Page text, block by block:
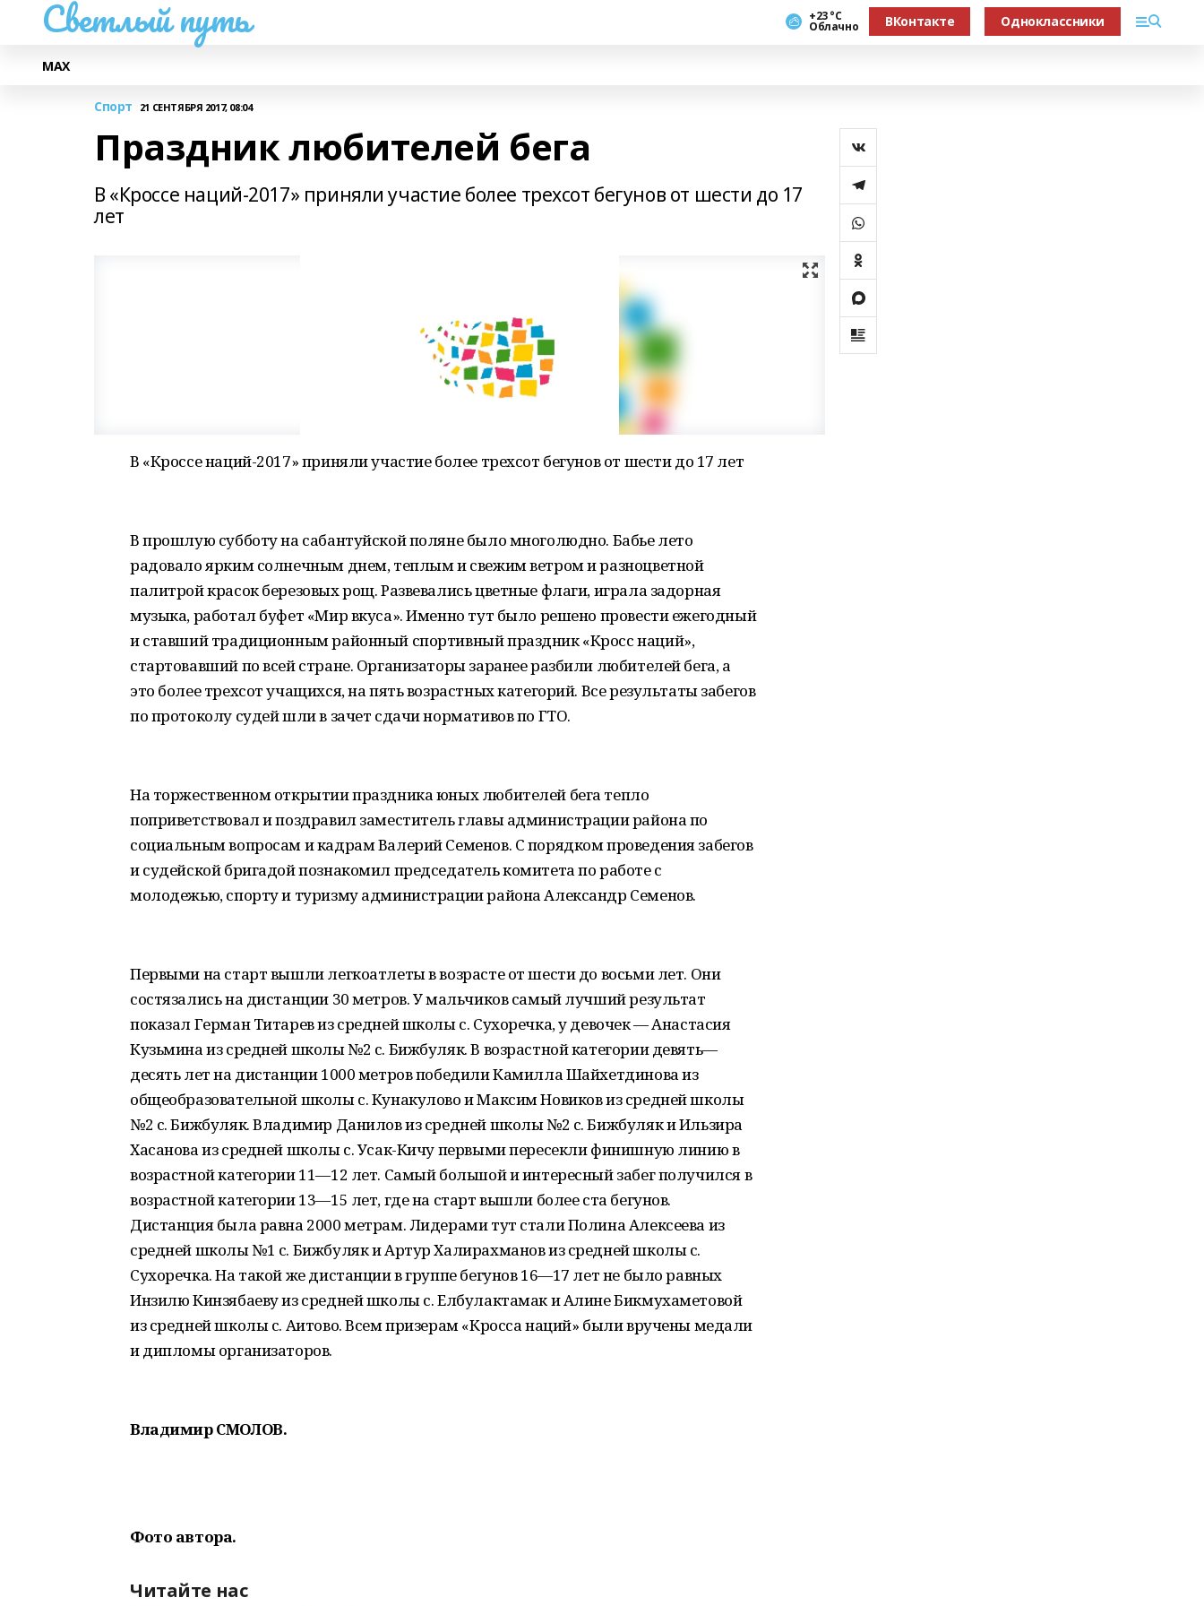
Светлый путь +23 °С
Облачно ВКонтакте Одноклассники
МАХ
Спорт 21 СЕНТЯБРЯ 2017, 08:04
Праздник любителей бега
В «Кроссе наций-2017» приняли участие более трехсот бегунов от шести до 17
лет
В «Кроссе наций-2017» приняли участие более трехсот бегунов от шести до 17 лет
В прошлую субботу на сабантуйской поляне было многолюдно. Бабье лето
радовало ярким солнечным днем, теплым и свежим ветром и разноцветной
палитрой красок березовых рощ. Развевались цветные флаги, играла задорная
музыка, работал буфет «Мир вкуса». Именно тут было решено провести ежегодный
и ставший традиционным районный спортивный праздник «Кросс наций»,
стартовавший по всей стране. Организаторы заранее разбили любителей бега, а
это более трехсот учащихся, на пять возрастных категорий. Все результаты забегов
по протоколу судей шли в зачет сдачи нормативов по ГТО.
На торжественном открытии праздника юных любителей бега тепло
поприветствовал и поздравил заместитель главы администрации района по
социальным вопросам и кадрам Валерий Семенов. С порядком проведения забегов
и судейской бригадой познакомил председатель комитета по работе с
молодежью, спорту и туризму администрации района Александр Семенов.
Первыми на старт вышли легкоатлеты в возрасте от шести до восьми лет. Они
состязались на дистанции 30 метров. У мальчиков самый лучший результат
показал Герман Титарев из средней школы с. Сухоречка, у девочек — Анастасия
Кузьмина из средней школы №2 с. Бижбуляк. В возрастной категории девять—
десять лет на дистанции 1000 метров победили Камилла Шайхетдинова из
общеобразовательной школы с. Кунакулово и Максим Новиков из средней школы
№2 с. Бижбуляк. Владимир Данилов из средней школы №2 с. Бижбуляк и Ильзира
Хасанова из средней школы с. Усак-Кичу первыми пересекли финишную линию в
возрастной категории 11—12 лет. Самый большой и интересный забег получился в
возрастной категории 13—15 лет, где на старт вышли более ста бегунов.
Дистанция была равна 2000 метрам. Лидерами тут стали Полина Алексеева из
средней школы №1 с. Бижбуляк и Артур Халирахманов из средней школы с.
Сухоречка. На такой же дистанции в группе бегунов 16—17 лет не было равных
Инзилю Кинзябаеву из средней школы с. Елбулактамак и Алине Бикмухаметовой
из средней школы с. Аитово. Всем призерам «Кросса наций» были вручены медали
и дипломы организаторов.
Владимир СМОЛОВ.
Фото автора.
Читайте нас